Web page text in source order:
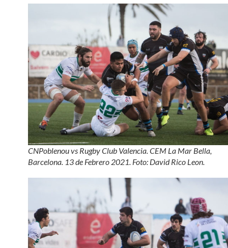
CNPoblenou vs Rugby Club Valencia. CEM La Mar Bella,
Barcelona. 13 de Febrero 2021. Foto: David Rico Leon.